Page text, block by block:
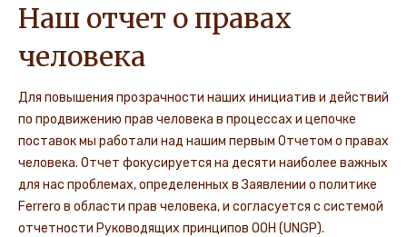
Наш отчет о правах
человека
Для повышения прозрачности наших инициатив и действий
по продвижению прав человека в процессах и цепочке
поставок мы работали над нашим первым Отчетом о правах
человека. Отчет фокусируется на десяти наиболее важных
для нас проблемах, определенных в Заявлении о политике
Ferrero в области прав человека, и согласуется с системой
отчетности Руководящих принципов ООН (UNGP).